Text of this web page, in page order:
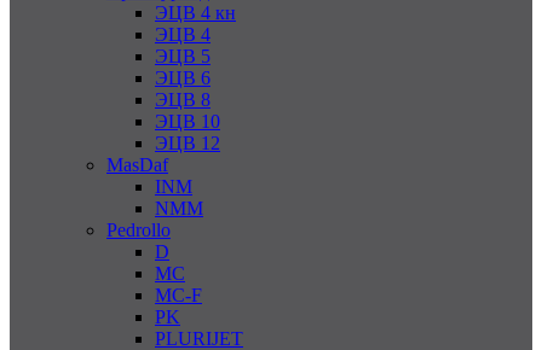
ЭЦВ 4 кн
ЭЦВ 4
ЭЦВ 5
ЭЦВ 6
ЭЦВ 8
ЭЦВ 10
ЭЦВ 12
MasDaf
INM
NMM
Pedrollo
D
MC
MC-F
PK
PLURIJET